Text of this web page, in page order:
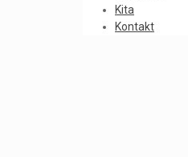
Kita
Kontakt